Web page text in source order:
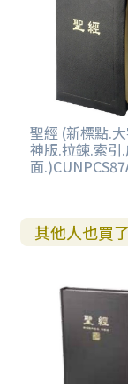
聖經 (新標點.
神版.拉鍊.索引
面
其他人也買了